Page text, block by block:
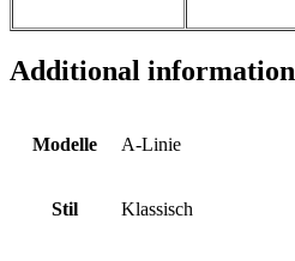
Additional information
Modelle A-Linie
Stil Klassisch